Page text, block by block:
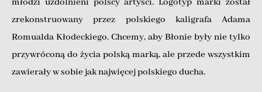
zrekonstruowany przez polskiego kaligrafa Adama
Romualda Kłodeckiego. Chcemy, aby Błonie były nie tylko
przywróconą do życia polską marką, ale przede wszystkim
zawierały w sobie jak najwięcej polskiego ducha.